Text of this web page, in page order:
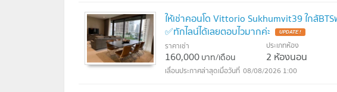
ให้เช่าคอนโด Vittorio Sukhumvit39 ใกล้
✅ทักไลน์ได้เลยตอบไวมากค่ะ
UPDATE !
ราคาเช่า
160,000บาท/เดือน
ประเภทห้อง
2 ห้องนอน
08/08/2026 1:00